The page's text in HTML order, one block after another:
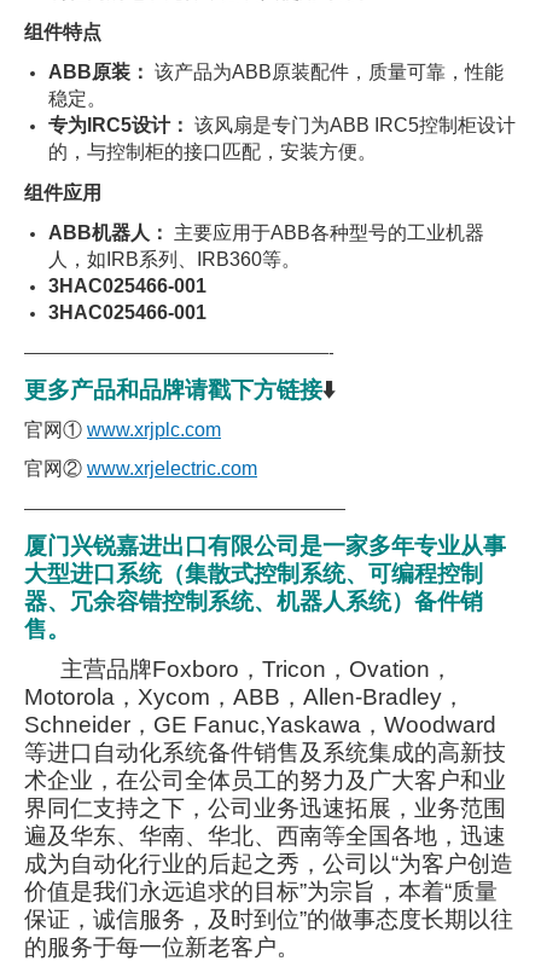
组件特点
ABB原装： 该产品为ABB原装配件，质量可靠，性能
稳定。
专为IRC5设计： 该风扇是专门为ABB IRC5控制柜设计
的，与控制柜的接口匹配，安装方便。
组件应用
ABB机器人：
主要应用于ABB各种型号的工业机器
人，如IRB系列、IRB360等。
3HAC025466-001
3HAC025466-001
——————————————————-
更多产品和品牌请戳下方链接⬇️
官网① www.xrjplc.com
官网② www.xrjelectric.com
———————————————————
厦门兴锐嘉进出口有限公司是一家多年专业从事
大型进口系统（集散式控制系统、可编程控制
器、冗余容错控制系统、机器人系统）备件销
售。
主营品牌Foxboro，Tricon，Ovation，
Motorola，Xycom，ABB，Allen-Bradley，
Schneider，GE Fanuc,Yaskawa，Woodward
等进口自动化系统备件销售及系统集成的高新技
术企业，在公司全体员工的努力及广大客户和业
界同仁支持之下，公司业务迅速拓展，业务范围
遍及华东、华南、华北、西南等全国各地，迅速
成为自动化行业的后起之秀，公司以“为客户创造
价值是我们永远追求的目标”为宗旨，本着“质量
保证，诚信服务，及时到位”的做事态度长期以往
的服务于每一位新老客户。